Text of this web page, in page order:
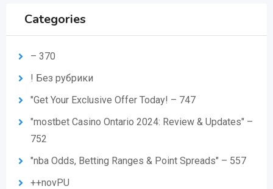
Categories
– 370
! Без рубрики
"Get Your Exclusive Offer Today! – 747
"mostbet Casino Ontario 2024: Review & Updates" –
752
"nba Odds, Betting Ranges & Point Spreads" – 557
++novPU